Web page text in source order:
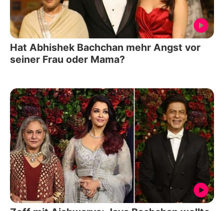
Hat Abhishek Bachchan mehr Angst vor
seiner Frau oder Mama?